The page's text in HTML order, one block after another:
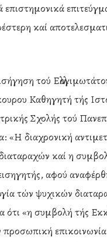
επιστημονικά
καί
τού
Καθηγητή τής
Σχολής τού
«Η διαχρονική
καί η
αφού
τών ψυχικών
«η συμβολή τής
προσωπική